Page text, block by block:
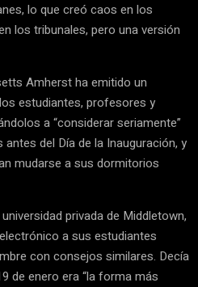
lo que creó caos en los
los tribunales, pero una versión
Amherst ha emitido un
estudiantes, profesores y
a “considerar seriamente”
del Día de la Inauguración, y
mudarse a sus dormitorios
privada de Middletown,
a sus estudiantes
con consejos similares. Decía
de enero era “la forma más